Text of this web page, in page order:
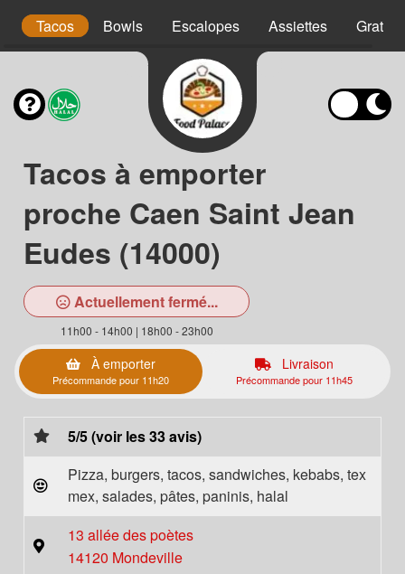
Tacos Bowls Escalopes Assiettes Gratins
Tacos à emporter
proche Caen Saint Jean
Eudes (14000)
Actuellement fermé...
11h00 - 14h00 | 18h00 - 23h00
À emporter
Précommande pour 11h20
Livraison
Précommande pour 11h45
5/5 (voir les 33 avis)
Pizza, burgers, tacos, sandwiches, kebabs, tex
mex, salades, pâtes, paninis, halal
13 allée des poètes
14120 Mondeville